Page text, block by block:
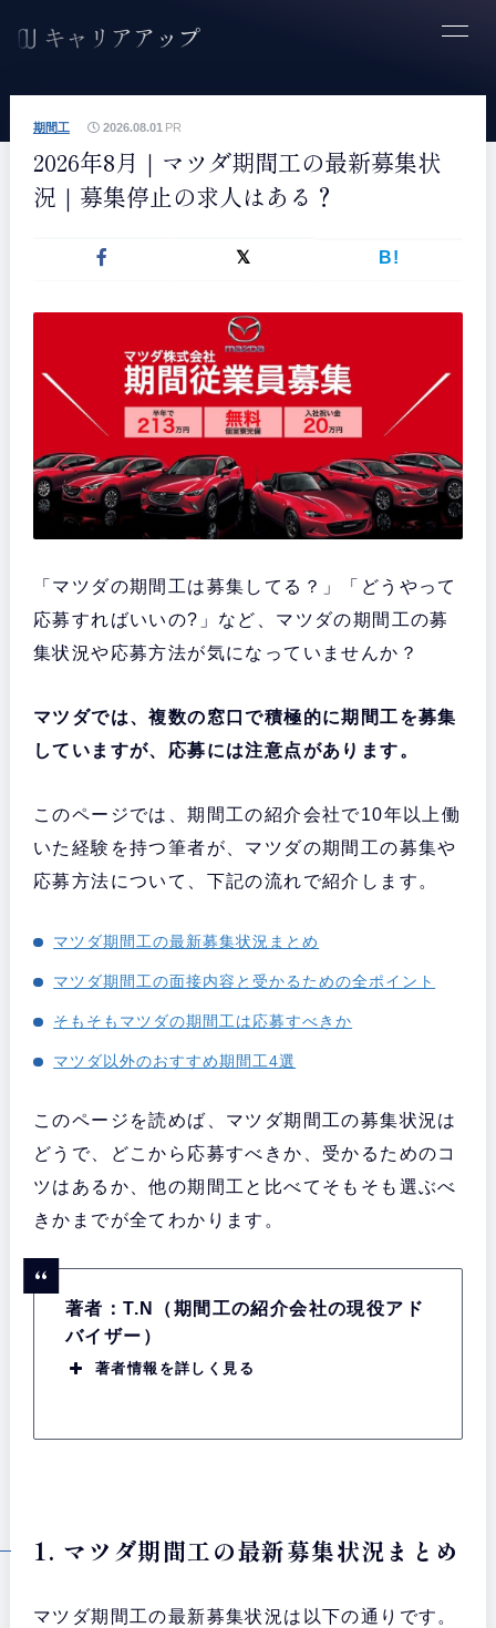
PR
期間工 2026.08.01
2026年8月｜マツダ期間工の最新募集状
況｜募集停止の求人はある？
B!
「マツダの期間工は募集してる？」「どうやって
応募すればいいの?」など、マツダの期間工の募
集状況や応募方法が気になっていませんか？
マツダでは、複数の窓口で積極的に期間工を募集
していますが、応募には注意点があります。
このページでは、期間工の紹介会社で10年以上働
いた経験を持つ筆者が、マツダの期間工の募集や
応募方法について、下記の流れで紹介します。
マツダ期間工の最新募集状況まとめ
マツダ期間工の面接内容と受かるための全ポイント
そもそもマツダの期間工は応募すべきか
マツダ以外のおすすめ期間工4選
このページを読めば、マツダ期間工の募集状況は
どうで、どこから応募すべきか、受かるためのコ
ツはあるか、他の期間工と比べてそもそも選ぶべ
きかまでが全てわかります。
著者：T.N（期間工の紹介会社の現役アド
バイザー）
著者情報を詳しく見る
1. マツダ期間工の最新募集状況まとめ
マツダ期間工の最新募集状況は以下の通りです。